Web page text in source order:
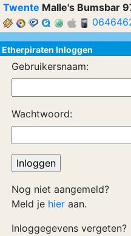
Twente Malle's Bumsbar
Etherpiraten Inloggen
Gebruikersnaam:
Wachtwoord:
Nog niet aangemeld?
Meld je hier aan.
Inloggegevens vergeten?